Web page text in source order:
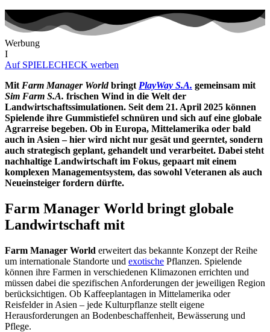
Werbung
I
Auf SPIELECHECK werben
Mit Farm Manager Worldbringt PlayWay S.A. gemeinsam mit
Sim Farm S.A. frischen Wind in die Welt der
Landwirtschaftssimulationen. Seit dem 21. April 2025 können
Spielende ihre Gummistiefel schnüren und sich auf eine globale
Agrarreise begeben. Ob in Europa, Mittelamerika oder bald
auch in Asien – hier wird nicht nur gesät und geerntet, sondern
auch strategisch geplant, gehandelt und verarbeitet. Dabei steht
nachhaltige Landwirtschaft im Fokus, gepaart mit einem
komplexen Managementsystem, das sowohl Veteranen als auch
Neueinsteiger fordern dürfte.
Farm Manager World bringt globale
Landwirtschaft mit
Farm Manager World erweitert das bekannte Konzept der Reihe
um internationale Standorte und exotische Pflanzen. Spielende
können ihre Farmen in verschiedenen Klimazonen errichten und
müssen dabei die spezifischen Anforderungen der jeweiligen Region
berücksichtigen. Ob Kaffeeplantagen in Mittelamerika oder
Reisfelder in Asien – jede Kulturpflanze stellt eigene
Herausforderungen an Bodenbeschaffenheit, Bewässerung und
Pflege.